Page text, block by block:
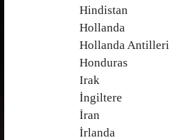
Hindistan
Hollanda
Hollanda Antilleri
Honduras
Irak
İngiltere
İran
İrlanda